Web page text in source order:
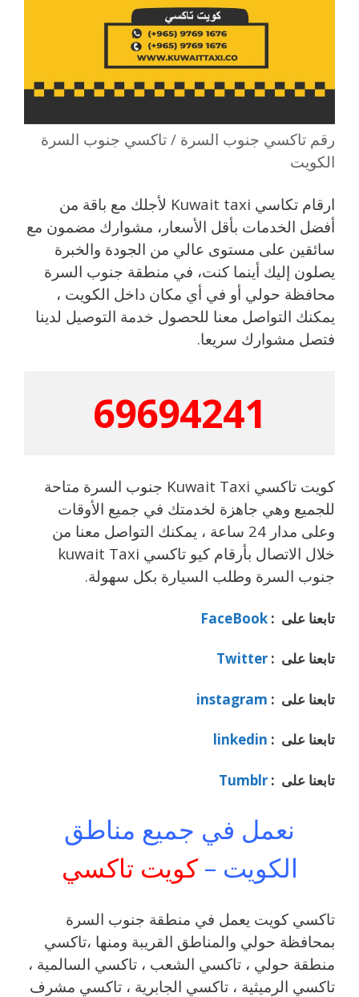
رقم تاكسي جنوب السرة / تاكسي جنوب السرة
الكويت
ارقام تكاسي Kuwait taxi لأجلك مع باقة من
أفضل الخدمات بأقل الأسعار، مشوارك مضمون مع
سائقين على مستوى عالي من الجودة والخبرة
يصلون إليك أينما كنت، في منطقة جنوب السرة
محافظة حولي أو في أي مكان داخل الكويت ،
يمكنك التواصل معنا للحصول خدمة التوصيل لدينا
فتصل مشوارك سريعا.
69694241
كويت تاكسي Kuwait Taxi جنوب السرة متاحة
للجميع وهي جاهزة لخدمتك في جميع الأوقات
وعلى مدار 24 ساعة ، يمكنك التواصل معنا من
خلال الاتصال بأرقام كيو تاكسي kuwait Taxi
جنوب السرة وطلب السيارة بكل سهولة.
تابعنا على : FaceBook
تابعنا على : Twitter
تابعنا على : instagram
تابعنا على : linkedin
تابعنا على : Tumblr
نعمل في جميع مناطق
الكويت –كويت تاكسي
تاكسي كويت يعمل في منطقة جنوب السرة
بمحافظة حولي والمناطق القريبة ‎ومنها ،تاكسي
منطقة حولي ، تاكسي الشعب ، تاكسي السالمية ،
تاكسي الرميثية ، تاكسي الجابرية ، تاكسي مشرف